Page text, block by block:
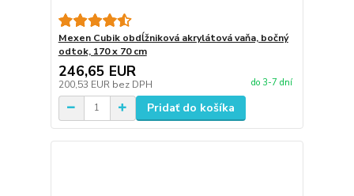
Mexen Cubik obdĺžniková akrylátová vaňa, bočný
odtok, 170 x 70 cm
246,65 EUR
200,53 EUR bez DPH do 3-7 dní
Pridať do košíka